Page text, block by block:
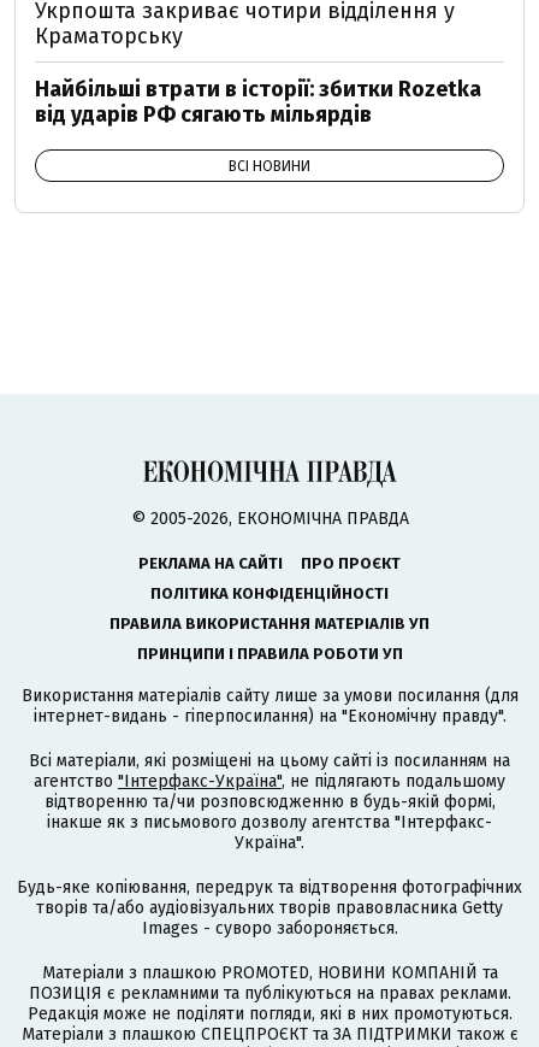
Укрпошта закриває чотири відділення у
Краматорську
Найбільші втрати в історії: збитки Rozetka
від ударів РФ сягають мільярдів
ВСІ НОВИНИ
© 2005-2026, ЕКОНОМІЧНА ПРАВДА
РЕКЛАМА НА САЙТІ
ПРО ПРОЄКТ
ПОЛІТИКА КОНФІДЕНЦІЙНОСТІ
ПРАВИЛА ВИКОРИСТАННЯ МАТЕРІАЛІВ УП
ПРИНЦИПИ І ПРАВИЛА РОБОТИ УП
Використання матеріалів сайту лише за умови посилання (для
інтернет-видань - гіперпосилання) на "Економічну правду".
Всі матеріали, які розміщені на цьому сайті із посиланням на
агентство "Інтерфакс-Україна", не підлягають подальшому
відтворенню та/чи розповсюдженню в будь-якій формі,
інакше як з письмового дозволу агентства "Інтерфакс-
Україна".
Будь-яке копіювання, передрук та відтворення фотографічних
творів та/або аудіовізуальних творів правовласника Getty
Images - суворо забороняється.
Матеріали з плашкою PROMOTED, НОВИНИ КОМПАНІЙ та
ПОЗИЦІЯ є рекламними та публікуються на правах реклами.
Редакція може не поділяти погляди, які в них промотуються.
Матеріали з плашкою СПЕЦПРОЄКТ та ЗА ПІДТРИМКИ також є